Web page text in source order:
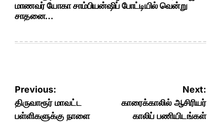
மாணவர் யோகா சாம்பியன்ஷிப் போட்டியில் வென்று
சாதனை…
Post
navigation
Previous:
திருவாரூர் மாவட்ட
பள்ளிகளுக்கு நாளை
Next:
காரைக்காலில் ஆசிரியர்
காலிப் பணியிடங்கள்